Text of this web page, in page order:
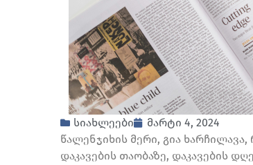
სიახლეები
მარტი 4, 2024
წალენჯიხის მერი, გია
დაკავების თაობაზე, დაკავების